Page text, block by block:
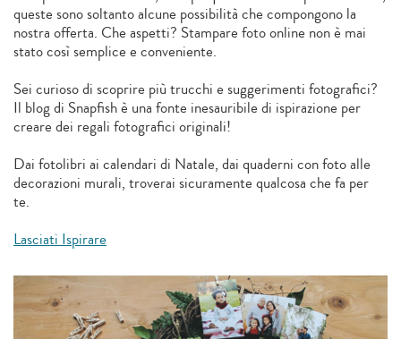
queste sono soltanto alcune possibilità che compongono la
nostra offerta. Che aspetti? Stampare foto online non è mai
stato così semplice e conveniente.
Sei curioso di scoprire più trucchi e suggerimenti fotografici?
Il blog di Snapfish è una fonte inesauribile di ispirazione per
creare dei regali fotografici originali!
Dai fotolibri ai calendari di Natale, dai quaderni con foto alle
decorazioni murali, troverai sicuramente qualcosa che fa per
te.
Lasciati Ispirare